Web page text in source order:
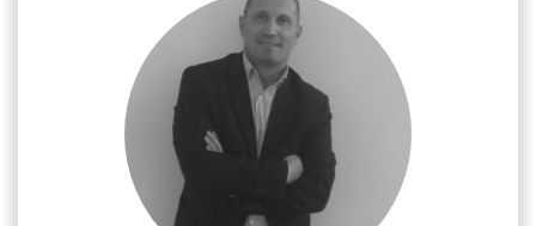
moins de 400 m de la plage, la Résidence
Capu Seninu propose 20 appartements du
studio au T3, entièrement rénovés en 2015.